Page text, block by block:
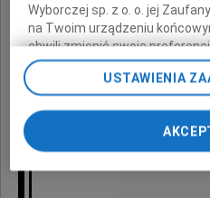
Wyborczej sp. z o. o. jej
na Twoim urządzeniu
chwili zmienić swoje
ponownie wywołując
preferencjami dot.
odnośnik „Ustawienia
przechodząc do sekcji
Zmiana ustawień plików
pomocą ustawień przeglądarki.
My, nasi Zaufani Partnerzy i
USTAWIENIA